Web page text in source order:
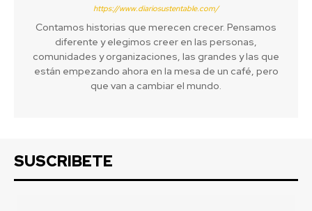
https://www.diariosustentable.com/
Contamos historias que merecen crecer. Pensamos
diferente y elegimos creer en las personas,
comunidades y organizaciones, las grandes y las que
están empezando ahora en la mesa de un café, pero
que van a cambiar el mundo.
SUSCRIBETE